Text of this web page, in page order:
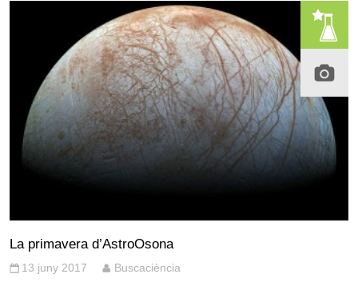
La primavera d’AstroOsona
13 juny 2017 Buscaciència